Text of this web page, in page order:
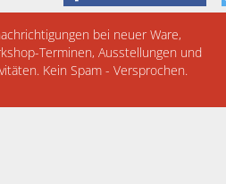
bei neuer Ware,
Terminen, Ausstellungen und
Kein Spam - Versprochen.